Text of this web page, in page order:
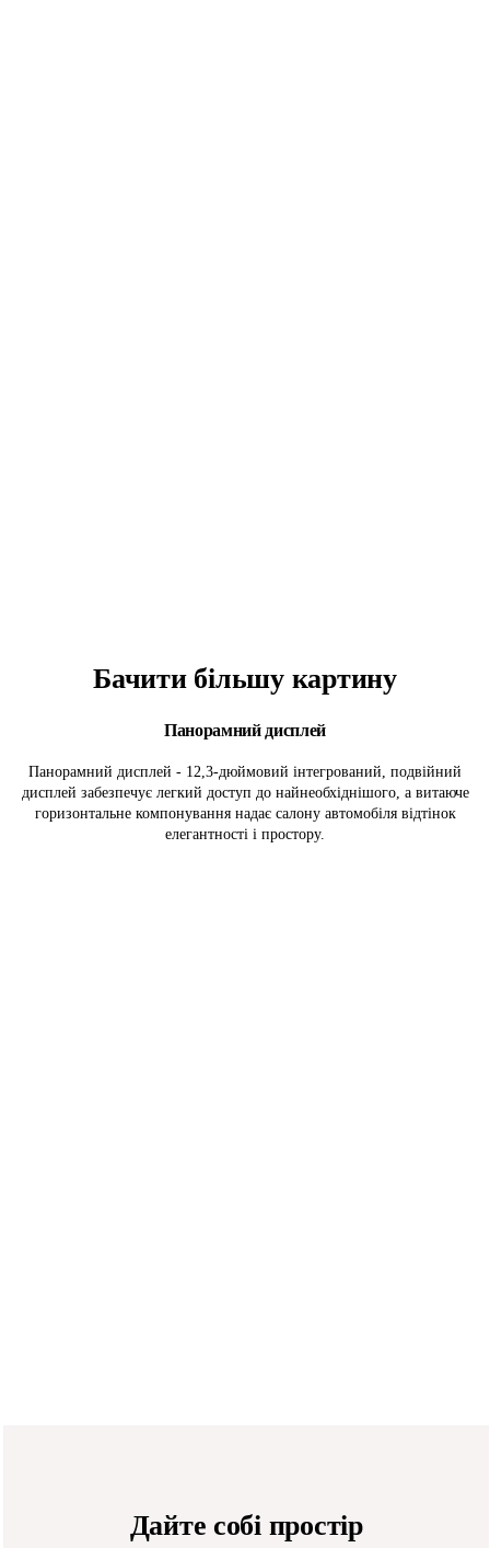
Бачити більшу картину
Панорамний дисплей
Панорамний дисплей - 12,3-дюймовий інтегрований, подвійний
дисплей забезпечує легкий доступ до найнеобхіднішого, а витаюче
горизонтальне компонування надає салону автомобіля відтінок
елегантності і простору.
Дайте собі простір